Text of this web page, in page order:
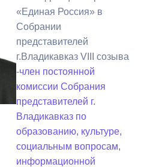
«Единая Россия» в
Собрании
представителей
г.Владикавказ VIII созыва
-член постоянной
комиссии Собрания
представителей г.
Владикавказ по
образованию, культуре,
социальным вопросам,
информационной